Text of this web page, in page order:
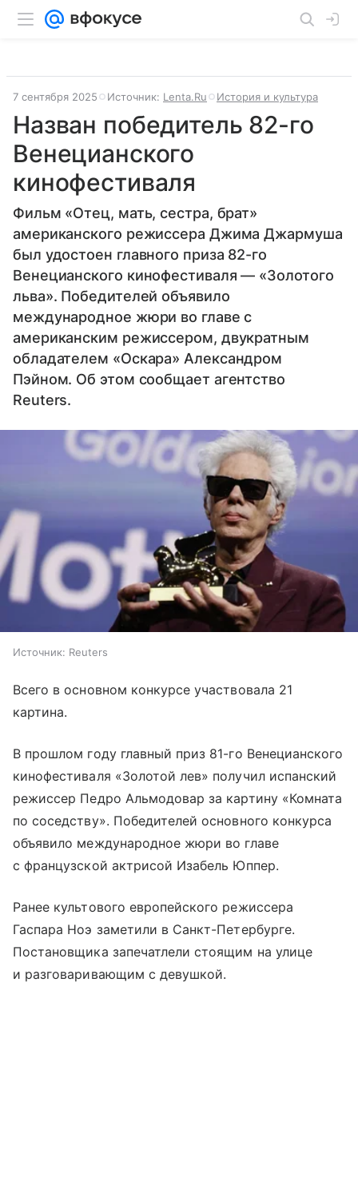
7 сентября 2025 Источник: Lenta.Ru История и культура
Назван победитель 82-го
Венецианского
кинофестиваля
Фильм «Отец, мать, сестра, брат»
американского режиссера Джима Джармуша
был удостоен главного приза 82-го
Венецианского кинофестиваля — «Золотого
льва». Победителей объявило
международное жюри во главе с
американским режиссером, двукратным
обладателем «Оскара» Александром
Пэйном. Об этом сообщает агентство
Reuters.
Источник: Reuters
Всего в основном конкурсе участвовала 21
картина.
В прошлом году главный приз 81-го Венецианского
кинофестиваля «Золотой лев» получил испанский
режиссер Педро Альмодовар за картину «Комната
по соседству». Победителей основного конкурса
объявило международное жюри во главе
с французской актрисой Изабель Юппер.
Ранее культового европейского режиссера
Гаспара Ноэ заметили в Санкт-Петербурге.
Постановщика запечатлели стоящим на улице
и разговаривающим с девушкой.